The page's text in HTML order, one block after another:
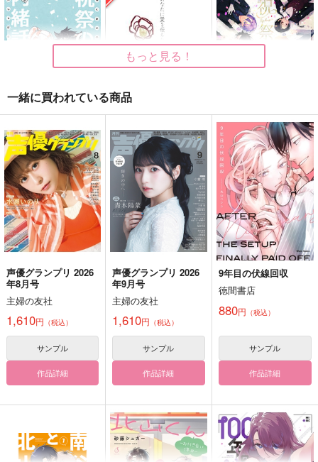
1,100 （税込）
保科宗四郎
円 （税込）
冨岡義勇×胡蝶しのぶ
サンプル
1,572円（税込）
鉢屋三郎×女夢主
君の記憶の片隅へ
無限遠点
944円（税込）
冨岡義勇×胡蝶しのぶ
サンプル
作品詳細
DROGUE
どっかん
1,572円（税込）
爆豪勝己×緑谷出久
サンプル
作品詳細
親友と踊る夢を見
る 青
アイス
2,090 円
七ツ森実×主人公
サンプル
作品詳細
祝祭の内緒話
▼最初の刀を選んでく
ださい
880円 （税込）
刀剣乱舞
初期刀
審神者
サンプル
カート
あなたに愛を伝えたか
った
エナドリはミルクティ
ー
専売 787円（税込）
刀剣乱舞 刀×女審神者
サンプル
カート
祝祭 ～初期刀が十周
年記念祝祭に行くアン
ソロジー～
▼最初の刀を選んでく
ださい
3,929円（税込）
刀剣乱舞
初期刀
審神者
サンプル
カート
もっと見る！
一緒に買われている商品
声優グランプリ 2026
年8月号
主婦の友社
1,610円 （税込）
サンプル
作品詳細
声優グランプリ 2026
年9月号
主婦の友社
1,610円 （税込）
サンプル
作品詳細
9年目の伏線回収
徳間書店
880円 （税込）
サンプル
作品詳細